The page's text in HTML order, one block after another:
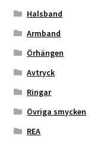
Halsband
Armband
Örhängen
Avtryck
Ringar
Övriga smycken
REA